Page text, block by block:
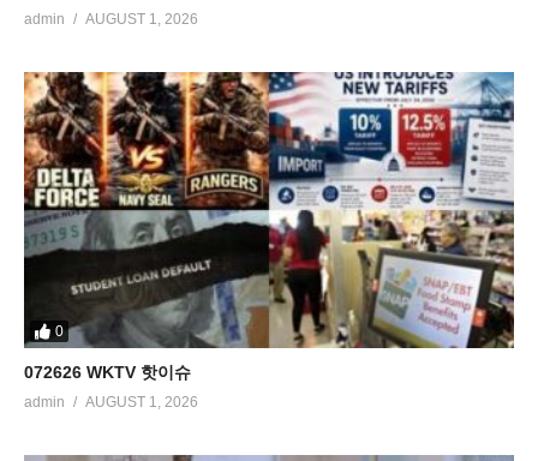
admin AUGUST 1, 2026
0
072626 WKTV 핫이슈
admin AUGUST 1, 2026